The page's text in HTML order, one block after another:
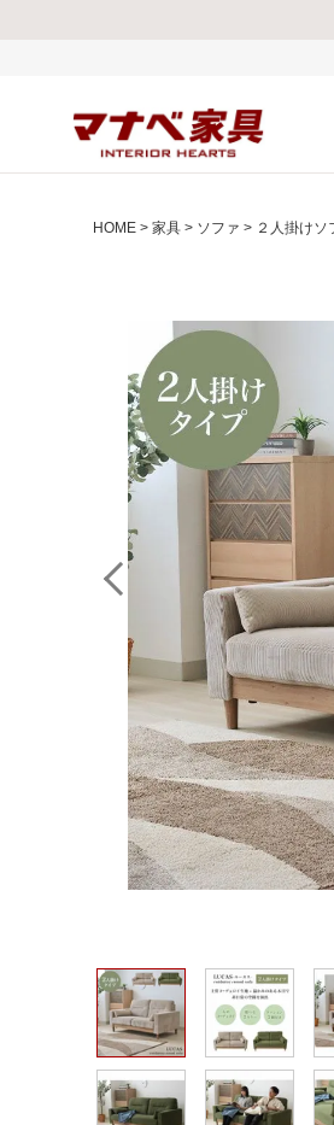
熊本県で発
HOME 家具 ソファ ２人掛けソ